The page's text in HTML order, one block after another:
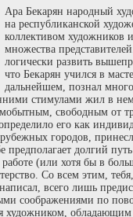
Ара Бекарян народный
на республиканской
коллективом художников
множества
логически развить
что Бекарян учился в
дальнейшем, познал
стимулами жил в
свободным
его как
городов,
предполагает долгий
(или хотя бы в
Со всем этим,
всего лишь
соображениями по
художником,